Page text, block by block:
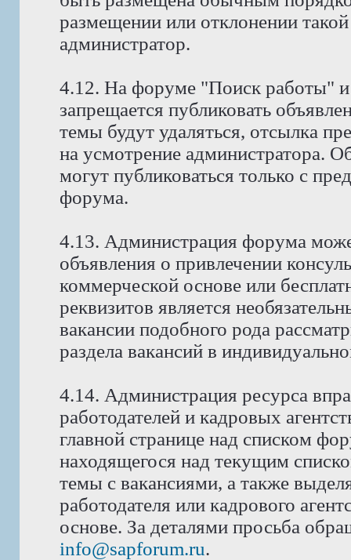
размещении или отклонении
администратор.
4.12. На форуме "Поиск работы" и
запрещается публиковать
темы будут удаляться, отсылка
на усмотрение администратора.
могут публиковаться только с
форума.
4.13. Администрация форума
объявления о привлечении
коммерческой основе или
реквизитов является
вакансии подобного рода
раздела вакансий в
4.14. Администрация ресурса
работодателей и кадровых
главной странице над списком
находящегося над текущим
темы с вакансиями, а также
работодателя или кадрового
основе. За деталями просьба
info@sapforum.ru.